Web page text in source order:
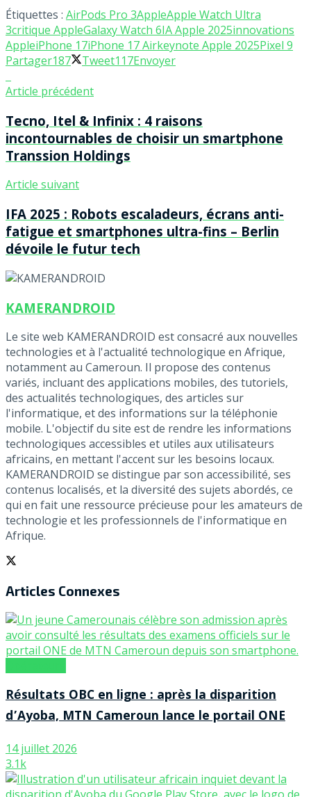
Étiquettes : AirPods Pro 3AppleApple Watch Ultra
3critique AppleGalaxy Watch 6IA Apple 2025innovations
AppleiPhone 17iPhone 17 Airkeynote Apple 2025Pixel 9
Partager187 Tweet117Envoyer
Article précédent
Tecno, Itel & Infinix : 4 raisons
incontournables de choisir un smartphone
Transsion Holdings
Article suivant
IFA 2025 : Robots escaladeurs, écrans anti-
fatigue et smartphones ultra-fins – Berlin
dévoile le futur tech
KAMERANDROID
Le site web KAMERANDROID est consacré aux nouvelles
technologies et à l'actualité technologique en Afrique,
notamment au Cameroun. Il propose des contenus
variés, incluant des applications mobiles, des tutoriels,
des actualités technologiques, des articles sur
l'informatique, et des informations sur la téléphonie
mobile. L'objectif du site est de rendre les informations
technologiques accessibles et utiles aux utilisateurs
africains, en mettant l'accent sur les besoins locaux.
KAMERANDROID se distingue par son accessibilité, ses
contenus localisés, et la diversité des sujets abordés, ce
qui en fait une ressource précieuse pour les amateurs de
technologie et les professionnels de l'informatique en
Afrique.
Articles Connexes
Résultats OBC en ligne : après la disparition
d’Ayoba, MTN Cameroun lance le portail ONE
14 juillet 2026
3.1k